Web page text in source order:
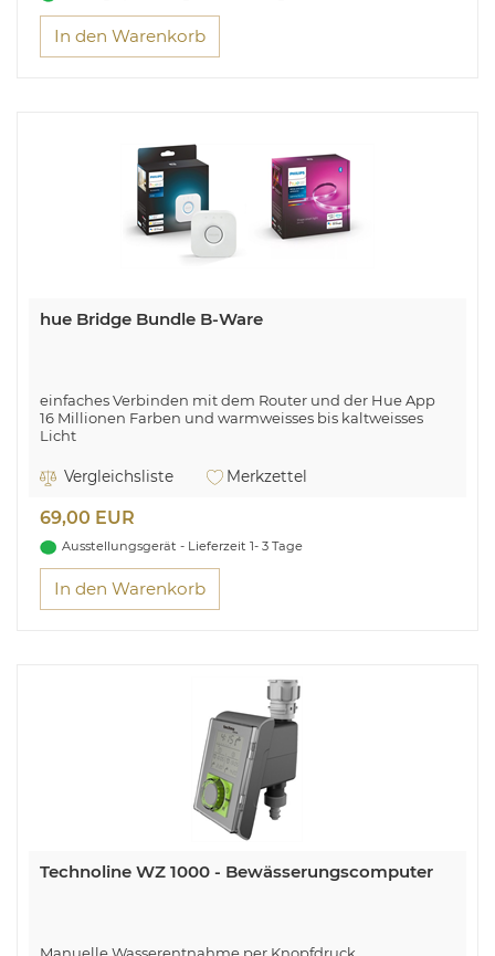
In den Warenkorb
hue Bridge Bundle B-Ware
einfaches Verbinden mit dem Router und der Hue App
16 Millionen Farben und warmweisses bis kaltweisses
Licht
Überzeugt durch seine beeindruckende Flexibilität
Vergleichsliste Merkzettel
69,00 EUR
Ausstellungsgerät - Lieferzeit 1- 3 Tage
In den Warenkorb
Technoline WZ 1000 - Bewässerungscomputer